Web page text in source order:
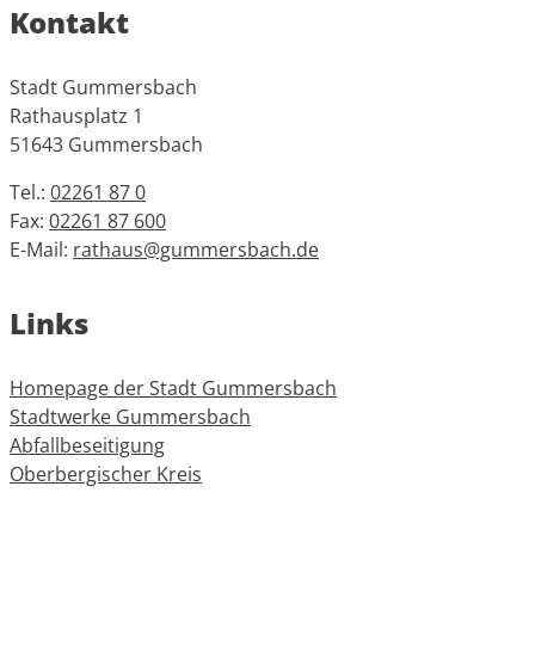
Kontakt
Stadt Gummersbach
Rathausplatz 1
51643 Gummersbach
Tel.: 02261 87 0
Fax: 02261 87 600
E-Mail: rathaus@gummersbach.de
Links
Homepage der Stadt Gummersbach
Stadtwerke Gummersbach
Abfallbeseitigung
Oberbergischer Kreis